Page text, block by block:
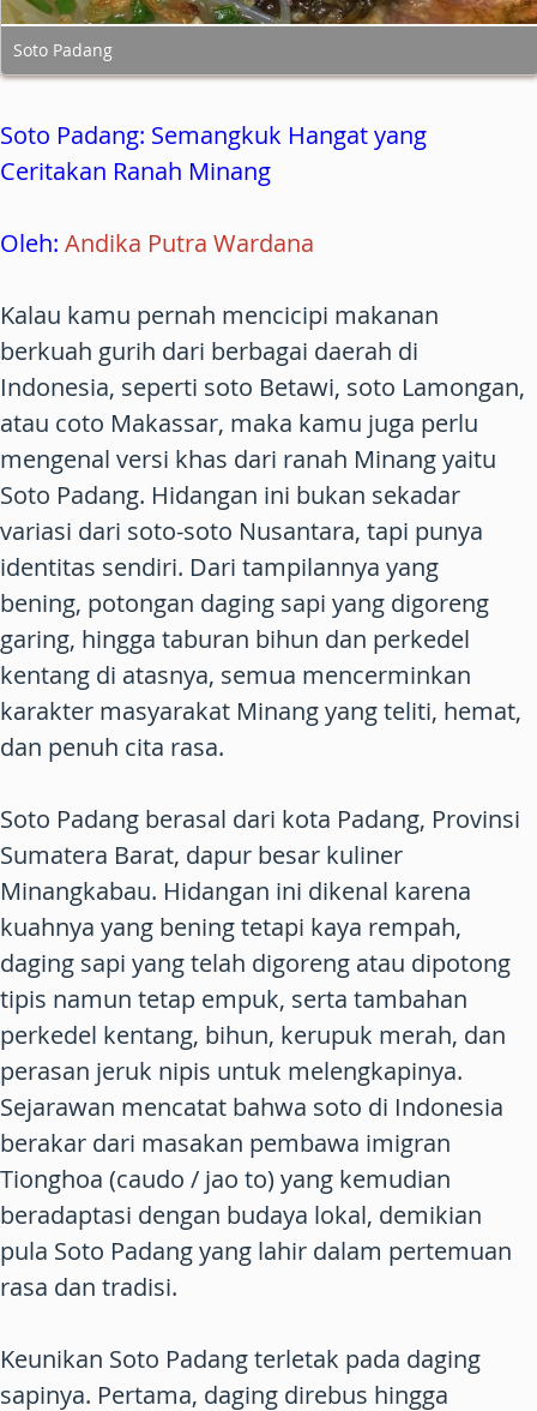
Soto Padang
Soto Padang: Semangkuk Hangat yang
Ceritakan Ranah Minang
Oleh: Andika Putra Wardana
Kalau kamu pernah mencicipi makanan
berkuah gurih dari berbagai daerah di
Indonesia, seperti soto Betawi, soto Lamongan,
atau coto Makassar, maka kamu juga perlu
mengenal versi khas dari ranah Minang yaitu
Soto Padang. Hidangan ini bukan sekadar
variasi dari soto-soto Nusantara, tapi punya
identitas sendiri. Dari tampilannya yang
bening, potongan daging sapi yang digoreng
garing, hingga taburan bihun dan perkedel
kentang di atasnya, semua mencerminkan
karakter masyarakat Minang yang teliti, hemat,
dan penuh cita rasa.
Soto Padang berasal dari kota Padang, Provinsi
Sumatera Barat, dapur besar kuliner
Minangkabau. Hidangan ini dikenal karena
kuahnya yang bening tetapi kaya rempah,
daging sapi yang telah digoreng atau dipotong
tipis namun tetap empuk, serta tambahan
perkedel kentang, bihun, kerupuk merah, dan
perasan jeruk nipis untuk melengkapinya.
Sejarawan mencatat bahwa soto di Indonesia
berakar dari masakan pembawa imigran
Tionghoa (caudo / jao to) yang kemudian
beradaptasi dengan budaya lokal, demikian
pula Soto Padang yang lahir dalam pertemuan
rasa dan tradisi.
Keunikan Soto Padang terletak pada daging
sapinya. Pertama, daging direbus hingga